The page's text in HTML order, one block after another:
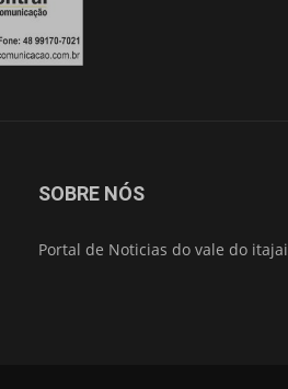
SOBRE NÓS
Portal de Noticias do vale do itajai